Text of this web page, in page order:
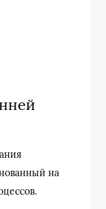
на